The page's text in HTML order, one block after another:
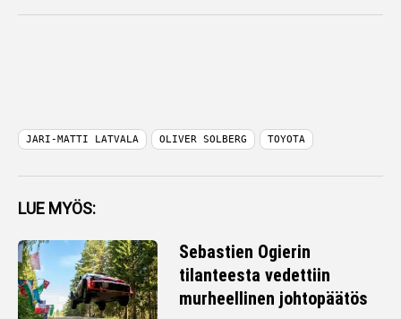
JARI-MATTI LATVALA OLIVER SOLBERG TOYOTA
LUE MYÖS:
Sebastien Ogierin
tilanteesta vedettiin
murheellinen johtopäätös